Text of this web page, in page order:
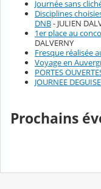
Journée sans
Disciplines
DNB- JULIEN
1er place au
DALVERNY
Fresque réalisée
Voyage en
PORTES
JOURNEE
Prochains